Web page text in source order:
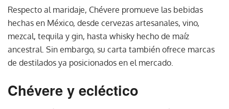
Respecto al maridaje, Chévere promueve las bebidas
hechas en México, desde cervezas artesanales, vino,
mezcal, tequila y gin, hasta whisky hecho de maíz
ancestral. Sin embargo, su carta también ofrece marcas
de destilados ya posicionados en el mercado.
Chévere y ecléctico